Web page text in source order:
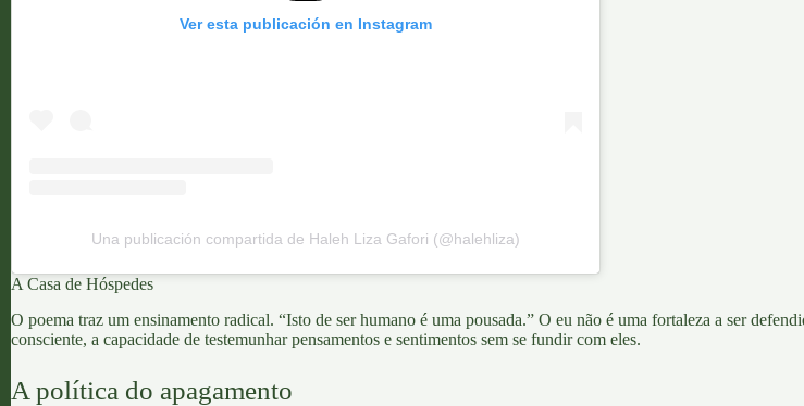
Ver esta publicación en Instagram
Una publicación compartida de Haleh Liza Gafori (@halehliza)
A Casa de Hóspedes
O poema traz um ensinamento radical. “Isto de ser humano é uma pousada.” O eu não é uma fortaleza a ser
consciente, a capacidade de testemunhar pensamentos e sentimentos sem se fundir com eles.
A política do apagamento